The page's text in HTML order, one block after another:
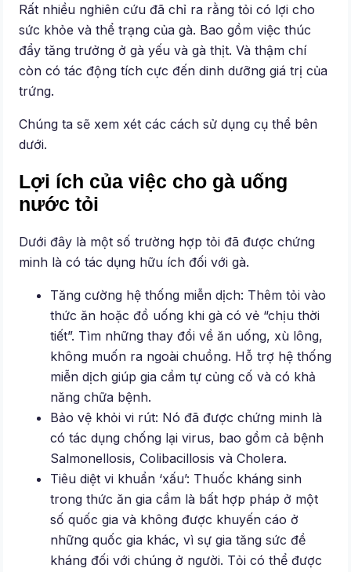
Rất nhiều nghiên cứu đã chỉ ra rằng tỏi có lợi cho
sức khỏe và thể trạng của gà. Bao gồm việc thúc
đẩy tăng trưởng ở gà yếu và gà thịt. Và thậm chí
còn có tác động tích cực đến dinh dưỡng giá trị của
trứng.
Chúng ta sẽ xem xét các cách sử dụng cụ thể bên
dưới.
Lợi ích của việc cho gà uống
nước tỏi
Dưới đây là một số trường hợp tỏi đã được chứng
minh là có tác dụng hữu ích đối với gà.
Tăng cường hệ thống miễn dịch: Thêm tỏi vào
thức ăn hoặc đồ uống khi gà có vẻ “chịu thời
tiết”. Tìm những thay đổi về ăn uống, xù lông,
không muốn ra ngoài chuồng. Hỗ trợ hệ thống
miễn dịch giúp gia cầm tự củng cố và có khả
năng chữa bệnh.
Bảo vệ khỏi vi rút: Nó đã được chứng minh là
có tác dụng chống lại virus, bao gồm cả bệnh
Salmonellosis, Colibacillosis và Cholera.
Tiêu diệt vi khuẩn ‘xấu’: Thuốc kháng sinh
trong thức ăn gia cầm là bất hợp pháp ở một
số quốc gia và không được khuyến cáo ở
những quốc gia khác, vì sự gia tăng sức đề
kháng đối với chúng ở người. Tỏi có thể được